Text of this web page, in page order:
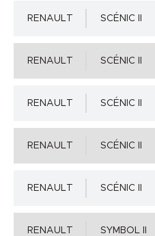
RENAULT SCÉNIC II
RENAULT SCÉNIC II
RENAULT SCÉNIC II
RENAULT SCÉNIC II
RENAULT SCÉNIC II
RENAULT SYMBOL II